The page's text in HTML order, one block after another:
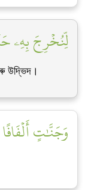
لِّنُخۡرِجَ بِهِۦ
উদ্ভিদ।
وَجَنَّٰتٍ أَلۡفَافًا